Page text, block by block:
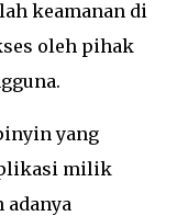
keamanan di
oleh pihak
yang
milik
adanya